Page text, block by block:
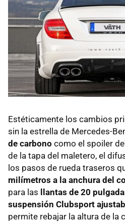
Estéticamente los cambios
sin la estrella de Mercedes-
de carbono como el spoiler
de la tapa del maletero, el
los pasos de rueda traseros
milímetros a la anchura del
para las llantas de 20
suspensión Clubsport
permite rebajar la altura de la